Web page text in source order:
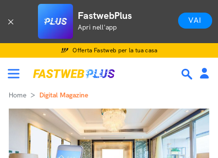
FastwebPlus
Apri nell'app
VAI
Offerta Fastweb per la tua casa
Home Digital Magazine